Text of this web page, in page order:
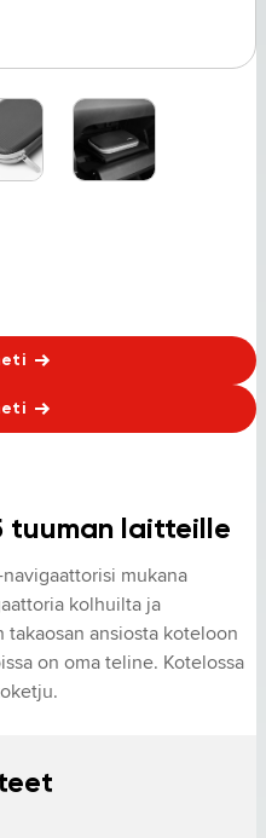
tuuman laitteille
navigaattorisi mukana
kolhuilta ja
takaosan ansiosta koteloon
on oma teline. Kotelossa